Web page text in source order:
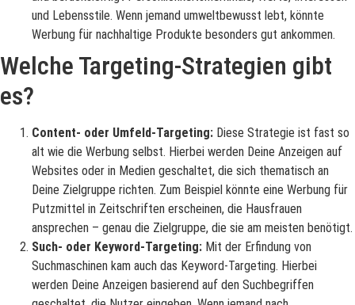
und Lebensstile. Wenn jemand umweltbewusst lebt, könnte
Werbung für nachhaltige Produkte besonders gut ankommen.
Welche Targeting-Strategien gibt
es?
Content- oder Umfeld-Targeting: Diese Strategie ist fast so
alt wie die Werbung selbst. Hierbei werden Deine Anzeigen auf
Websites oder in Medien geschaltet, die sich thematisch an
Deine Zielgruppe richten. Zum Beispiel könnte eine Werbung für
Putzmittel in Zeitschriften erscheinen, die Hausfrauen
ansprechen – genau die Zielgruppe, die sie am meisten benötigt.
Such- oder Keyword-Targeting: Mit der Erfindung von
Suchmaschinen kam auch das Keyword-Targeting. Hierbei
werden Deine Anzeigen basierend auf den Suchbegriffen